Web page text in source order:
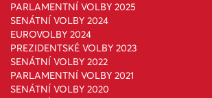
PARLAMENTNÍ VOLBY 2025
SENÁTNÍ VOLBY 2024
EUROVOLBY 2024
PREZIDENTSKÉ VOLBY 2023
SENÁTNÍ VOLBY 2022
PARLAMENTNÍ VOLBY 2021
SENÁTNÍ VOLBY 2020